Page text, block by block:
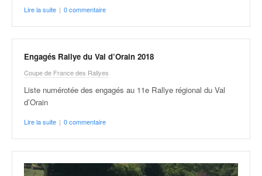
Lire la suite | 0 commentaire
Engagés Rallye du Val d’Orain 2018
Coupe de France des Rallyes
Liste numérotée des engagés au 11e Rallye régional du Val
d’Orain
Lire la suite | 0 commentaire